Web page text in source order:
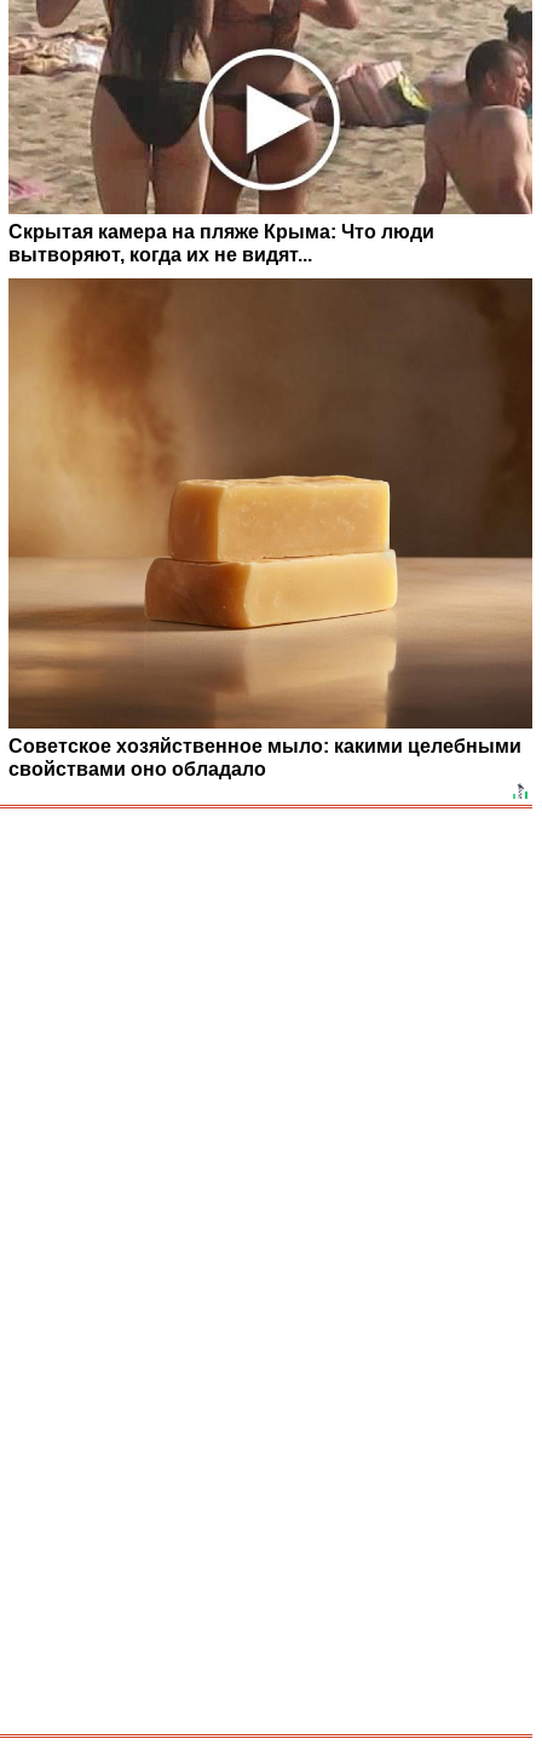
Скрытая камера на пляже Крыма: Что люди
вытворяют, когда их не видят...
Советское хозяйственное мыло: какими целебными
свойствами оно обладало